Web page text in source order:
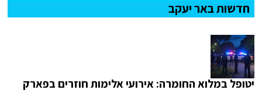
חדשות באר יעקב
יטופל במלוא החומרה: אירועי אלימות חוזרים בפארק